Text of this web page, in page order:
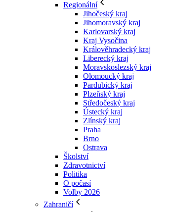
Regionální
Jihočeský kraj
Jihomoravský kraj
Karlovarský kraj
Kraj Vysočina
Králověhradecký kraj
Liberecký kraj
Moravskoslezský kraj
Olomoucký kraj
Pardubický kraj
Plzeňský kraj
Středočeský kraj
Ústecký kraj
Zlínský kraj
Praha
Brno
Ostrava
Školství
Zdravotnictví
Politika
O počasí
Volby 2026
Zahraničí